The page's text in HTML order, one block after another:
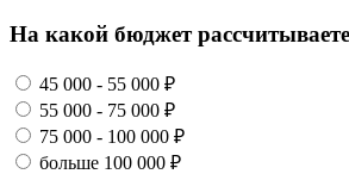
На какой бюджет
45 000 - 55 000 ₽
55 000 - 75 000 ₽
75 000 - 100 000 ₽
больше 100 000 ₽